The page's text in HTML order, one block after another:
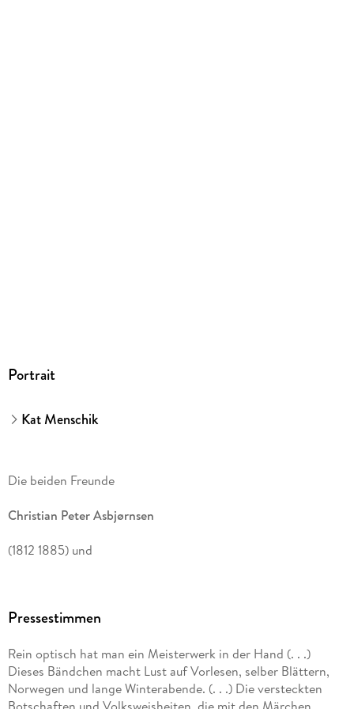
Portrait
Kat Menschik
Die beiden Freunde
Christian Peter Asbjørnsen
(1812 1885) und
(1813 1882) waren gewissermaßen die Grimms des Nordens.
sie, Märchen zu sammeln und aufzuschreiben. Ihre
Norske Folkeeventyr
Pressestimmen
Rein optisch hat man ein Meisterwerk in der Hand (. . .)
Dieses Bändchen macht Lust auf Vorlesen, selber Blättern,
Norwegen und lange Winterabende. (. . .) Die versteckten
Botschaften und Volksweisheiten, die mit den Märchen